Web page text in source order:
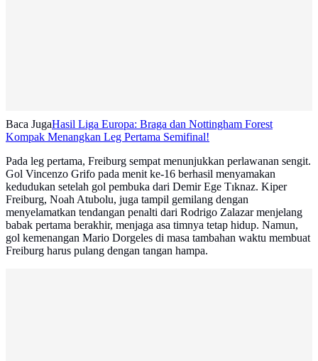
Baca JugaHasil Liga Europa: Braga dan Nottingham Forest
Kompak Menangkan Leg Pertama Semifinal!
Pada leg pertama, Freiburg sempat menunjukkan perlawanan sengit.
Gol Vincenzo Grifo pada menit ke-16 berhasil menyamakan
kedudukan setelah gol pembuka dari Demir Ege Tıknaz. Kiper
Freiburg, Noah Atubolu, juga tampil gemilang dengan
menyelamatkan tendangan penalti dari Rodrigo Zalazar menjelang
babak pertama berakhir, menjaga asa timnya tetap hidup. Namun,
gol kemenangan Mario Dorgeles di masa tambahan waktu membuat
Freiburg harus pulang dengan tangan hampa.